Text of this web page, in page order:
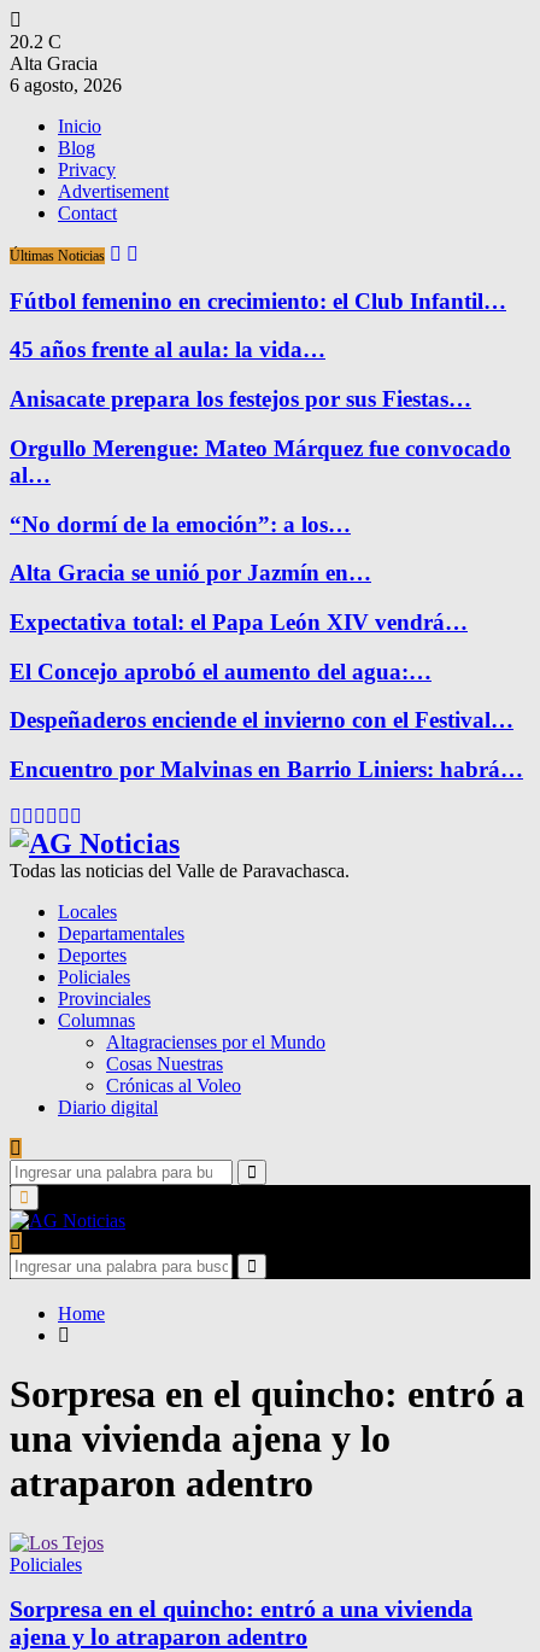
20.2 C
Alta Gracia
6 agosto, 2026
Inicio
Blog
Privacy
Advertisement
Contact
Últimas Noticias
Fútbol femenino en crecimiento: el Club Infantil…
45 años frente al aula: la vida…
Anisacate prepara los festejos por sus Fiestas…
Orgullo Merengue: Mateo Márquez fue convocado
al…
“No dormí de la emoción”: a los…
Alta Gracia se unió por Jazmín en…
Expectativa total: el Papa León XIV vendrá…
El Concejo aprobó el aumento del agua:…
Despeñaderos enciende el invierno con el Festival…
Encuentro por Malvinas en Barrio Liniers: habrá…
Facebook
Twitter
Instagram
Pinterest
Google
Todas las noticias del Valle de Paravachasca.
Locales
Departamentales
Deportes
Policiales
Provinciales
Columnas
Altagracienses por el Mundo
Cosas Nuestras
Crónicas al Voleo
Diario digital
Search
for:
Search
Primary
Menu
Search
for:
Search
Home
Sorpresa en el quincho: entró a
una vivienda ajena y lo
atraparon adentro
Policiales
Sorpresa en el quincho: entró a una vivienda
ajena y lo atraparon adentro